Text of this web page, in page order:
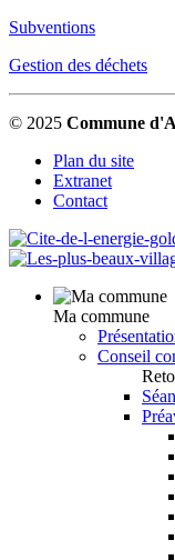
Subventions
Gestion des déchets
© 2025 Commune
Plan du site
Extranet
Contact
Ma commune
Conseil